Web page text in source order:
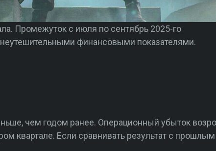
Промежуток с июля по сентябрь 2025-го
неутешительными финансовыми показателями.
чем годом ранее. Операционный убыток
квартале. Если сравнивать результат с прошлым